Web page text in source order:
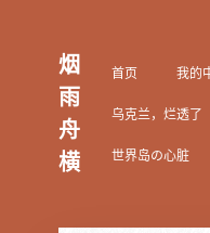
烟
雨
舟
横
首页 我的
乌克兰，烂透了
世界岛の心脏